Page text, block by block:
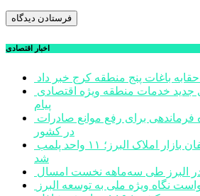
اخبار اقتصادی
باغات پنج منطقه کرج خبر داد
پیام
در کشور
شد
نگاه ویژه ملی به توسعه البرز